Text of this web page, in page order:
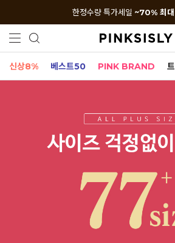
한정수량 특가세일 ~70% 최대
신상8% 베스트50 PINK BRAND